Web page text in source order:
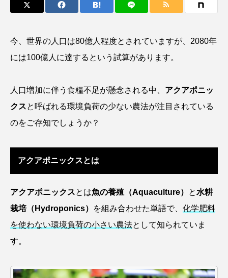
アイゴ アイナメ アオウオ アオザメ
アカクラゲ アカザ アカハタ
アカムツ
アッキガイ アナゴ
アブラボテ アマガエル アマゴ
アマダイ アミメハギ アメリカザリガニ
アンコウ イカ イカナゴ イクラ
今、世界の人口は80億人程度とされていますが、2080年
には100億人に達するという試算があります。
人口増加に伴う食糧不足が懸念される中、 アクアポニッ
クスと呼ばれる環境負荷の少ない農法が注目されている
のをご存知でしょうか？
アクアポニックスとは
アクアポニックスとは魚の養殖（Aquaculture） と 水耕
栽培（Hydroponics）
を組み合わせた単語で、 化学肥料
を使わない環境負荷の小さい農法として知られていま
す。